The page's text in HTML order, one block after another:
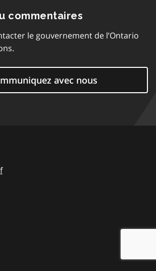
commentaires
le gouvernement de l’Ontario
avec nous